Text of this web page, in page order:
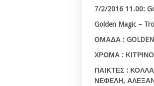
7/2/2016 11.00:
Golden Magic –
ΟΜΑΔΑ :
ΧΡΩΜΑ : ΚΙΤΡΙΝΟ
ΠΑΙΚΤΕΣ :
ΝΕΦΕΛΗ,